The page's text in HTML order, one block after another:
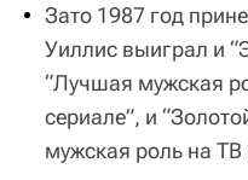
Зато 1987 год
Уиллис выиграл и
“Лучшая мужская
сериале”, и
мужская роль на